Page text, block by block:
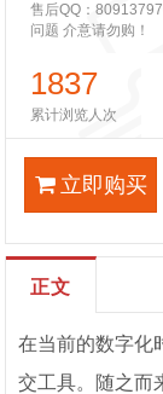
售后QQ：
问题 介意请勿购！
1837
累计浏览人次
立即购买
正文
在当前的数字化
交工具。随之而